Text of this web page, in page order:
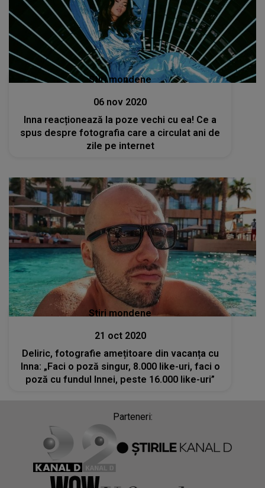
Stiri mondene
06 nov 2020
Inna reacționează la poze vechi cu ea! Ce a
spus despre fotografia care a circulat ani de
zile pe internet
Stiri mondene
21 oct 2020
Deliric, fotografie amețitoare din vacanța cu
Inna: „Faci o poză singur, 8.000 like-uri, faci o
poză cu fundul Innei, peste 16.000 like-uri”
Parteneri: